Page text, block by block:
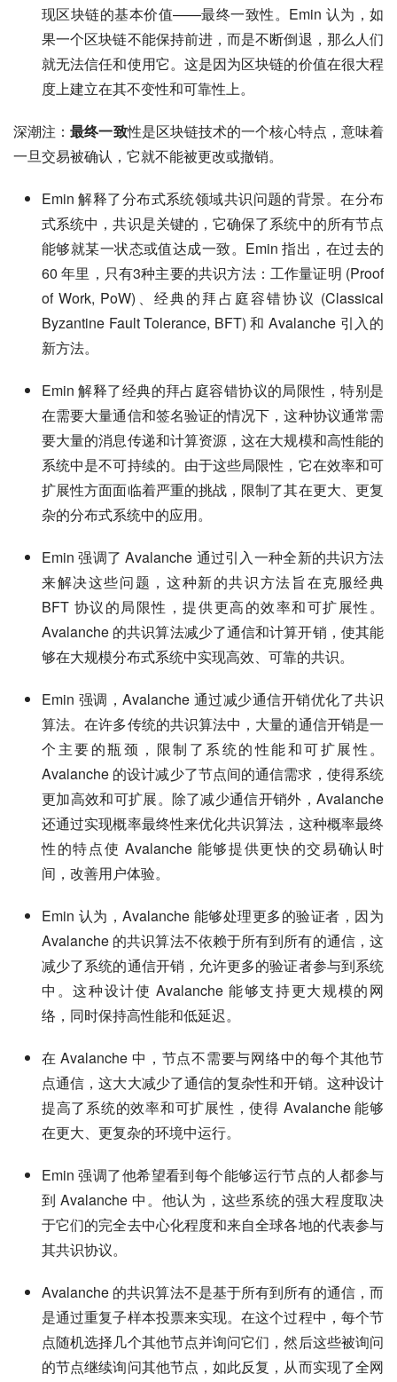
现区块链的基本价值——最终一致性。Emin 认为，如
果一个区块链不能保持前进，而是不断倒退，那么人们
就无法信任和使用它。这是因为区块链的价值在很大程
度上建立在其不变性和可靠性上。
深潮注：最终一致性是区块链技术的一个核心特点，意味着
一旦交易被确认，它就不能被更改或撤销。
Emin 解释了分布式系统领域共识问题的背景。在分布
式系统中，共识是关键的，它确保了系统中的所有节点
能够就某一状态或值达成一致。Emin 指出，在过去的
60 年里，只有3种主要的共识方法：工作量证明 (Proof
of Work, PoW)、经典的拜占庭容错协议 (Classical
Byzantine Fault Tolerance, BFT) 和 Avalanche 引入的
新方法。
Emin 解释了经典的拜占庭容错协议的局限性，特别是
在需要大量通信和签名验证的情况下，这种协议通常需
要大量的消息传递和计算资源，这在大规模和高性能的
系统中是不可持续的。由于这些局限性，它在效率和可
扩展性方面面临着严重的挑战，限制了其在更大、更复
杂的分布式系统中的应用。
Emin 强调了 Avalanche 通过引入一种全新的共识方法
来解决这些问题，这种新的共识方法旨在克服经典
BFT 协议的局限性，提供更高的效率和可扩展性。
Avalanche 的共识算法减少了通信和计算开销，使其能
够在大规模分布式系统中实现高效、可靠的共识。
Emin 强调，Avalanche 通过减少通信开销优化了共识
算法。在许多传统的共识算法中，大量的通信开销是一
个主要的瓶颈，限制了系统的性能和可扩展性。
Avalanche 的设计减少了节点间的通信需求，使得系统
更加高效和可扩展。除了减少通信开销外，Avalanche
还通过实现概率最终性来优化共识算法，这种概率最终
性的特点使 Avalanche 能够提供更快的交易确认时
间，改善用户体验。
Emin 认为，Avalanche 能够处理更多的验证者，因为
Avalanche 的共识算法不依赖于所有到所有的通信，这
减少了系统的通信开销，允许更多的验证者参与到系统
中。这种设计使 Avalanche 能够支持更大规模的网
络，同时保持高性能和低延迟。
在 Avalanche 中，节点不需要与网络中的每个其他节
点通信，这大大减少了通信的复杂性和开销。这种设计
提高了系统的效率和可扩展性，使得 Avalanche 能够
在更大、更复杂的环境中运行。
Emin 强调了他希望看到每个能够运行节点的人都参与
到 Avalanche 中。他认为，这些系统的强大程度取决
于它们的完全去中心化程度和来自全球各地的代表参与
其共识协议。
Avalanche 的共识算法不是基于所有到所有的通信，而
是通过重复子样本投票来实现。在这个过程中，每个节
点随机选择几个其他节点并询问它们，然后这些被询问
的节点继续询问其他节点，如此反复，从而实现了全网